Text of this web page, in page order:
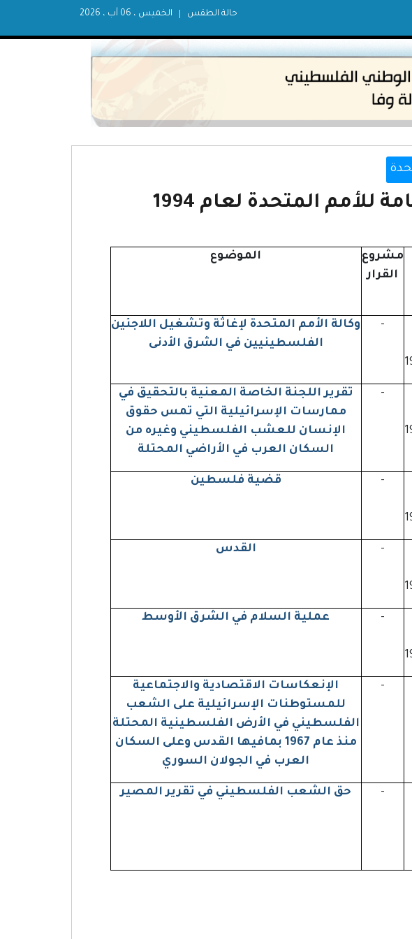
الخميس ، 06 آب ، 2026 حالة الطقس
للأمم المتحدة لعام 1994
مشروع
القرار
الموضوع
-
وكالة الأمم المتحدة لإغاثة وتشغيل اللاجئين
الفلسطينيين في الشرق الأدنى
-
تقرير اللجنة الخاصة المعنية بالتحقيق في
ممارسات الإسرائيلية التي تمس حقوق
الإنسان للعشب الفلسطيني وغيره من
السكان العرب في الأراضي المحتلة
- قضية فلسطين
- القدس
- عملية السلام في الشرق الأوسط
-
الإنعكاسات الاقتصادية والاجتماعية
للمستوطنات الإسرائيلية على الشعب
الفلسطيني في الأرض الفلسطينية المحتلة
منذ عام 1967 بمافيها القدس وعلى السكان
العرب في الجولان السوري
- حق الشعب الفلسطيني في تقرير المصير